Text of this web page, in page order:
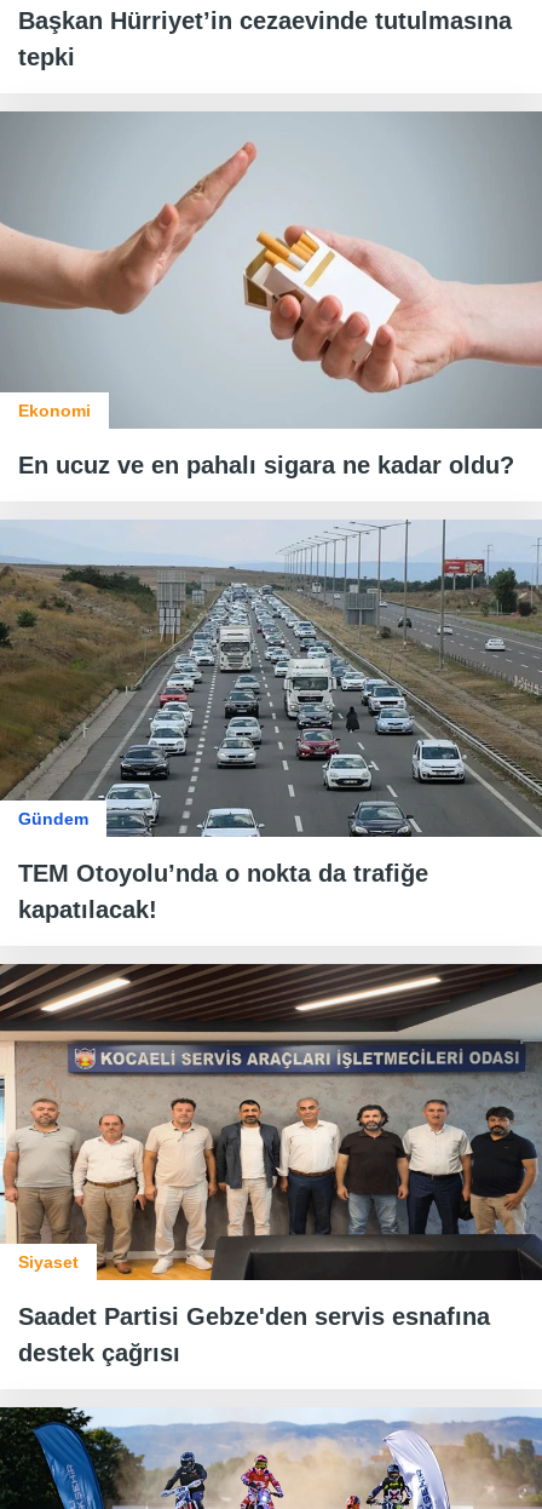
Başkan Hürriyet’in cezaevinde tutulmasına
tepki
Ekonomi
En ucuz ve en pahalı sigara ne kadar oldu?
Gündem
TEM Otoyolu’nda o nokta da trafiğe
kapatılacak!
Siyaset
Saadet Partisi Gebze'den servis esnafına
destek çağrısı